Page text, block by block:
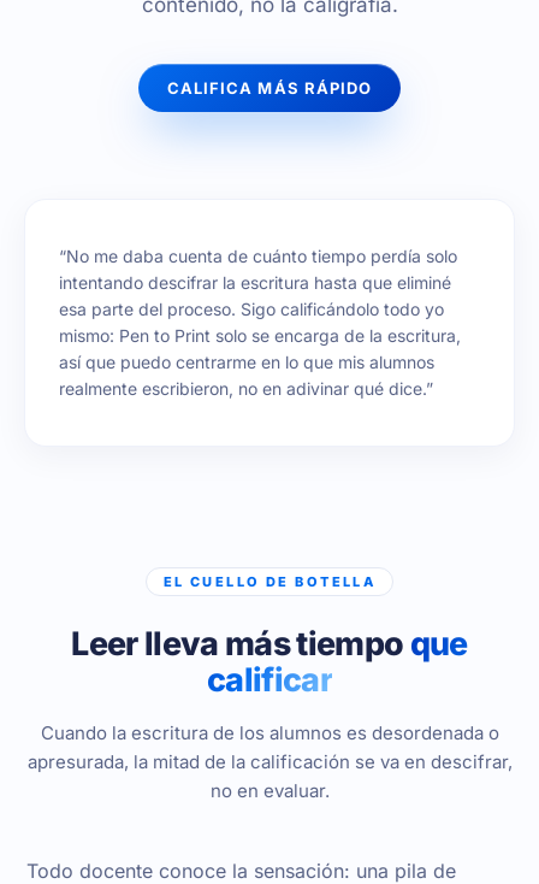
contenido, no la caligrafía.
CALIFICA MÁS RÁPIDO
“No me daba cuenta de cuánto tiempo perdía solo
intentando descifrar la escritura hasta que eliminé
esa parte del proceso. Sigo calificándolo todo yo
mismo: Pen to Print solo se encarga de la escritura,
así que puedo centrarme en lo que mis alumnos
realmente escribieron, no en adivinar qué dice.”
EL CUELLO DE BOTELLA
Leer lleva más tiempo que
calificar
Cuando la escritura de los alumnos es desordenada o
apresurada, la mitad de la calificación se va en descifrar,
no en evaluar.
Todo docente conoce la sensación: una pila de